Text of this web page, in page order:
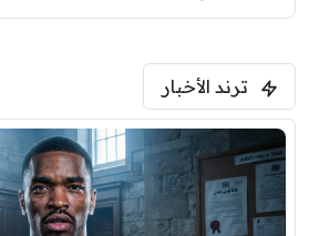
ترند الأخبار